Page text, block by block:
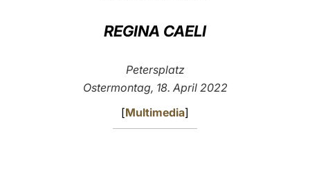
REGINA CAELI
Petersplatz
Ostermontag, 18. April 2022
[Multimedia]